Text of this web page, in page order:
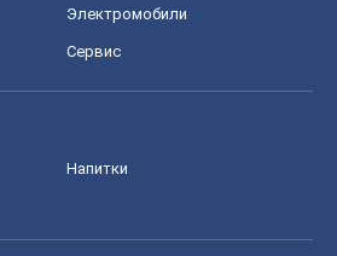
Электромобили
Сервис
Напитки